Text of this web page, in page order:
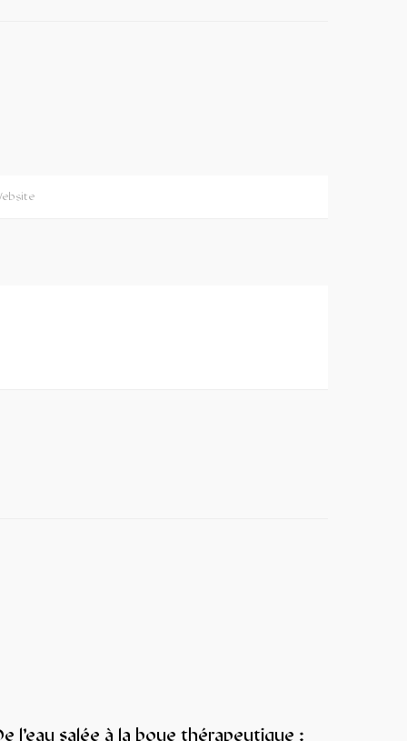
l’eau salée à la boue thérapeutique :